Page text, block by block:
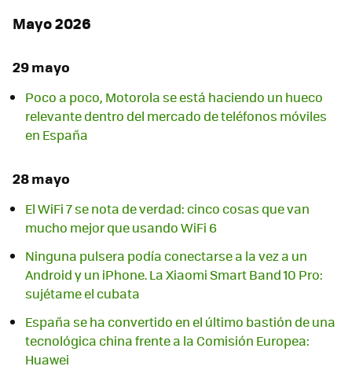
Mayo 2026
29 mayo
Poco a poco, Motorola se está haciendo un hueco
relevante dentro del mercado de teléfonos móviles
en España
28 mayo
El WiFi 7 se nota de verdad: cinco cosas que van
mucho mejor que usando WiFi 6
Ninguna pulsera podía conectarse a la vez a un
Android y un iPhone. La Xiaomi Smart Band 10 Pro:
sujétame el cubata
España se ha convertido en el último bastión de una
tecnológica china frente a la Comisión Europea:
Huawei